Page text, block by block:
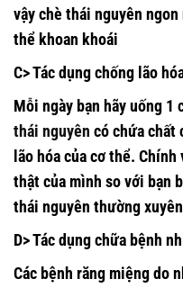
vậy chè thái nguyên
thể khoan khoái
C> Tác dụng chống lão
Mỗi ngày bạn hãy uống
thái nguyên có chứa chất
lão hóa của cơ thể.
thật của mình so với bạn
thái nguyên thường xuyên
D> Tác dụng chữa bệnh
Các bệnh răng miệng do